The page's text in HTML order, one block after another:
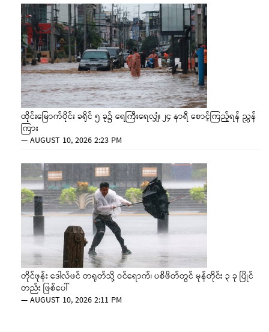
ထိုင်းမြောက်ပိုင်း ခရိုင် ၅ ခု၌ ရေကြီးရေလျှံ၊ ၂၄ နာရီ စောင့်ကြည့်ရန် ညွှန်
ကြား
—AUGUST 10, 2026 2:23 PM
တိုင်ဖုန်း ဒေါလ်ဖင် တရုတ်သို့ ဝင်ရောက်၊ ပစိဖိတ်တွင် မုန်တိုင်း ၃ ခု ပြိုင်
တည်း ဖြစ်ပေါ်
—AUGUST 10, 2026 2:11 PM